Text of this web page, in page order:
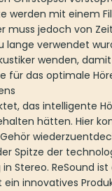
werden mit einem
muss jedoch von
verwendet
wenden,
für das optimale
das intelligente
hätten. Hier
Spitze der
Stereo. ReSound
innovatives